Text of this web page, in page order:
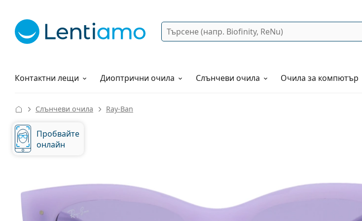
Търсене
Контактни лещи
Разтвори Диоптрични очила Слънчеви очила Очила за компютър
Как да поръчам?
Слънчеви очила Ray-Ban
Пробвайте
онлайн